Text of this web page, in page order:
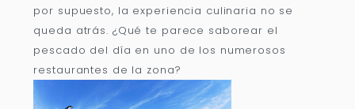
por supuesto, la experiencia culinaria no se
queda atrás. ¿Qué te parece saborear el
pescado del día en uno de los numerosos
restaurantes de la zona?